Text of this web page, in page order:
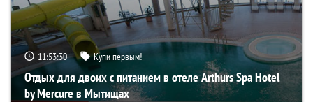
11:53:29 Купи первым!
Отдых для двоих с питанием в отеле Arthurs Spa Hotel
by Mercure в Мытищах